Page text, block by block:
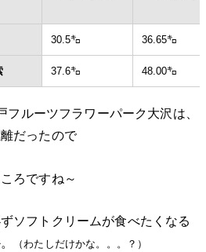
30.5㌔ 36.65㌔
37.6㌔ 48.00㌔
ルーツフラワーパーク大沢は、
だったので
ろですね～
ソフトクリームが食べたくなる
（わたしだけかな。。。？）